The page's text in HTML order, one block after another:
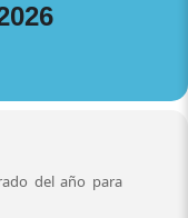
del año para